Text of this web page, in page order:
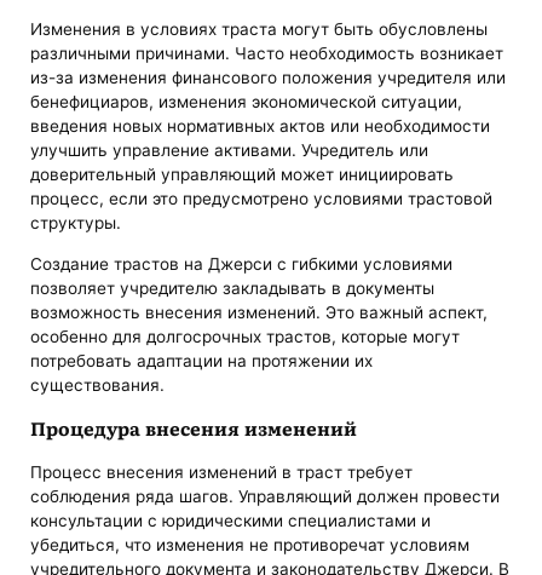
Изменения в условиях траста могут быть обусловлены
различными причинами. Часто необходимость возникает
из-за изменения финансового положения учредителя или
бенефициаров, изменения экономической ситуации,
введения новых нормативных актов или необходимости
улучшить управление активами. Учредитель или
доверительный управляющий может инициировать
процесс, если это предусмотрено условиями трастовой
структуры.
Создание трастов на Джерси с гибкими условиями
позволяет учредителю закладывать в документы
возможность внесения изменений. Это важный аспект,
особенно для долгосрочных трастов, которые могут
потребовать адаптации на протяжении их
существования.
Процедура внесения изменений
Процесс внесения изменений в траст требует
соблюдения ряда шагов. Управляющий должен провести
консультации с юридическими специалистами и
убедиться, что изменения не противоречат условиям
учредительного документа и законодательству Джерси. В